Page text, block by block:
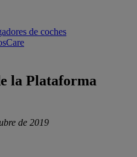
de coches
Care
la Plataforma
de 2019